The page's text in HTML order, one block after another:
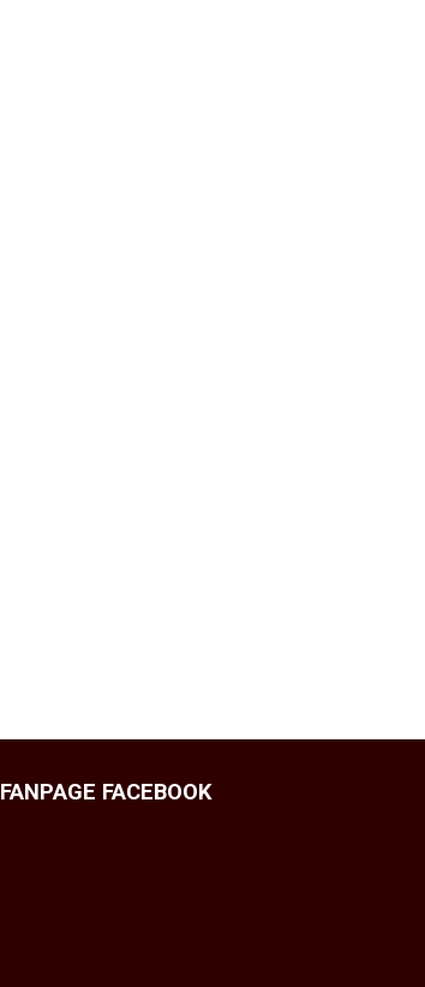
FANPAGE FACEBOOK